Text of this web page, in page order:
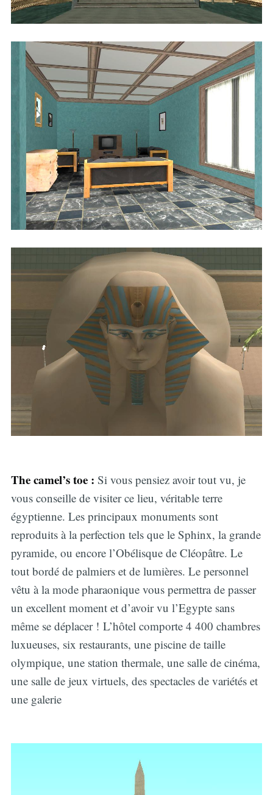
The camel’s toe : Si vous pensiez avoir tout vu, je
vous conseille de visiter ce lieu, véritable terre
égyptienne. Les principaux monuments sont
reproduits à la perfection tels que le Sphinx, la grande
pyramide, ou encore l’Obélisque de Cléopâtre. Le
tout bordé de palmiers et de lumières. Le personnel
vêtu à la mode pharaonique vous permettra de passer
un excellent moment et d’avoir vu l’Egypte sans
même se déplacer ! L’hôtel comporte 4 400 chambres
luxueuses, six restaurants, une piscine de taille
olympique, une station thermale, une salle de cinéma,
une salle de jeux virtuels, des spectacles de variétés et
une galerie